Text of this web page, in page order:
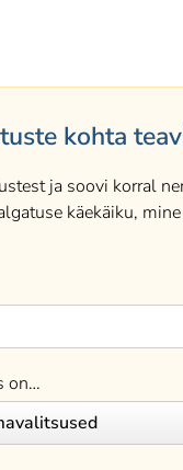
kohta
ja soovi korral
käekäiku,
on…